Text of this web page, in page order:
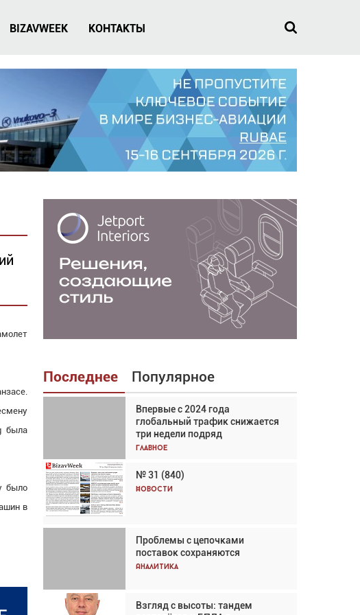
BIZAVWEEK КОНТАКТЫ
была
было
в
Последнее Популярное
Впервые с 2024 года
глобальный трафик снижается
три недели подряд
Главное
№ 31 (840)
Новости
Проблемы с цепочками
поставок сохраняются
Аналитика
Взгляд с высоты: тандем
Взгляд с высоты: тандем
вертолётов и БПЛА в
спасательных операциях
Главное
Авиационный фотограф Дэйв
Кох: «Фотография говорит сама
Впервые с 2024 года
глобальный трафик снижается
три недели подряд
Частный самолёт – это актив.